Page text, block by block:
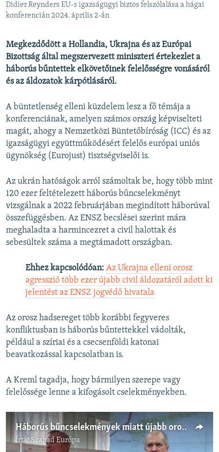
KÖVESSEN MINKET!
Valamennyi RFE/RL weboldal
Didier Reynders EU-s igazságügyi biztos felszólalása a hágai
konferencián 2024. április 2-án
Megkezdődött a Hollandia, Ukrajna és az Európai
Bizottság által megszervezett miniszteri értekezlet a
háborús bűntettek elkövetőinek felelősségre vonásáról
és az áldozatok kárpótlásáról.
A büntetlenség elleni küzdelem lesz a fő témája a
konferenciának, amelyen számos ország képviselteti
magát, ahogy a Nemzetközi Büntetőbíróság (ICC) és az
igazságügyi együttműködésért felelős európai uniós
ügynökség (Eurojust) tisztségviselői is.
Az ukrán hatóságok arról számoltak be, hogy több mint
120 ezer feltételezett háborús bűncselekményt
vizsgálnak a 2022 februárjában megindított háborúval
összefüggésben. Az ENSZ becslései szerint mára
meghaladta a harmincezret a civil halottak és
sebesültek száma a megtámadott országban.
Ehhez kapcsolódóan: Az Ukrajna elleni orosz
agresszió több ezer újabb civil áldozatáról adott ki
jelentést az ENSZ jogvédő hivatala
Az orosz hadsereget több korábbi fegyveres
konfliktusban is háborús bűntettekkel vádolták,
például a szíriai és a csecsenföldi katonai
beavatkozással kapcsolatban is.
A Kreml tagadja, hogy bármilyen szerepe vagy
felelőssége lenne a kifogásolt cselekményekben.
Háborús bűncselekmények miatt újabb orosz katonatisztek ellen adott ki elfogatóparancsot a hágai törvényszék
Írta:Szabad Európa